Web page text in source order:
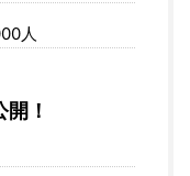
人
！